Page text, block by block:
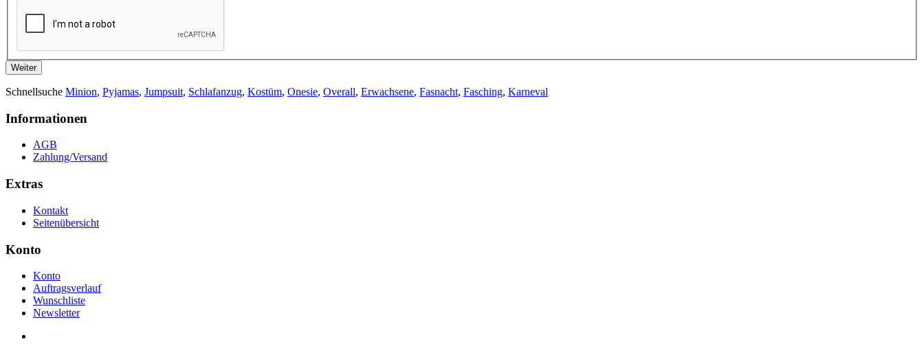
Weiter
Schnellsuche Minion, Pyjamas, Jumpsuit, Schlafanzug, Kostüm, Onesie, Overall, Erwachsene, Fasnacht, Fasching, Karneval
Informationen
AGB
Zahlung/Versand
Extras
Kontakt
Seitenübersicht
Konto
Konto
Auftragsverlauf
Wunschliste
Newsletter